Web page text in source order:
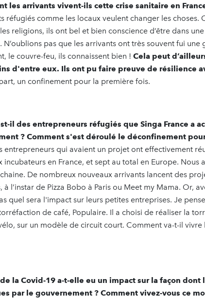
les arrivants vivent-ils cette crise sanitaire en
réfugiés comme les locaux veulent changer les choses.
religions, ils ont bel et bien conscience d’être dans
N’oublions pas que les arrivants ont très souvent fui
le couvre-feu, ils connaissent bien ! Cela peut
d'entre eux. Ils ont pu faire preuve de résilience
un confinement pour la première fois.
il des entrepreneurs réfugiés que Singa France a
? Comment s'est déroulé le déconfinement
entrepreneurs qui avaient un projet ont effectivement
incubateurs en France, et sept au total en Europe. Nous
De nombreux nouveaux arrivants lancent des
à l’instar de Pizza Bobo à Paris ou Meet my Mama. Or,
quel sera l'impact sur leurs petites entreprises. Je
de café, Populaire. Il a choisi de réaliser la
sur un modèle de circuit court. Comment va-t-il vivre
de la Covid-19 a-t-elle eu un impact sur la façon dont
par le gouvernement ? Comment vivez-vous ce